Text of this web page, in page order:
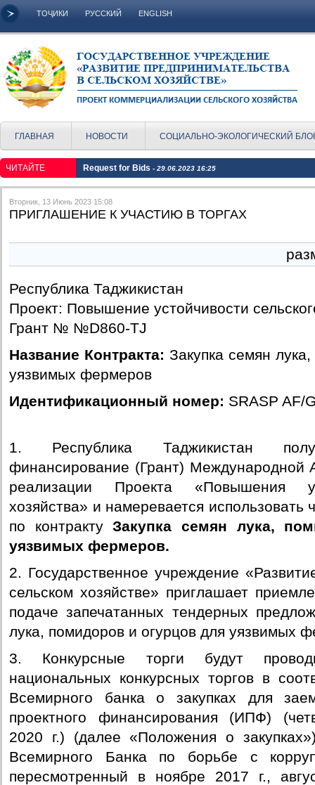
ТОҶИКИ РУССКИЙ ENGLISH
ГЛАВНАЯ НОВОСТИ СОЦИАЛЬНО-ЭКОЛОГИЧЕСКИЙ
ЧИТАЙТЕ Request for Bids - 29.06.2023 16:25
Вторник, 13 Июнь 2023 15:08
ПРИГЛАШЕНИЕ К УЧАСТИЮ В ТОРГАХ
Республика Таджикистан
Проект: Повышение устойчивости
Грант № №D860-TJ
Название Контракта: Закупка семян
уязвимых фермеров
Идентификационный номер: SRASP AF/
1. Республика Таджикистан
финансирование (Грант) Международной
реализации Проекта «Повышения
хозяйства» и намеревается использовать
по контрактуЗакупка семян лука,
уязвимых фермеров.
2. Государственное учреждение
сельском хозяйстве» приглашает
подаче запечатанных тендерных
лука, помидоров и огурцов для уязвимых
3. Конкурсные торги будут
национальных конкурсных торгов в
Всемирного банка о закупках для
проектного финансирования (ИПФ)
2020 г.) (далее «Положения о
Всемирного Банка по борьбе с
пересмотренный в ноябре 2017 г.,